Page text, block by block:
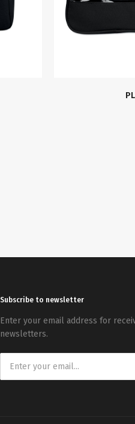
Subscribe to newsletter
Enter your email address for
newsletters.